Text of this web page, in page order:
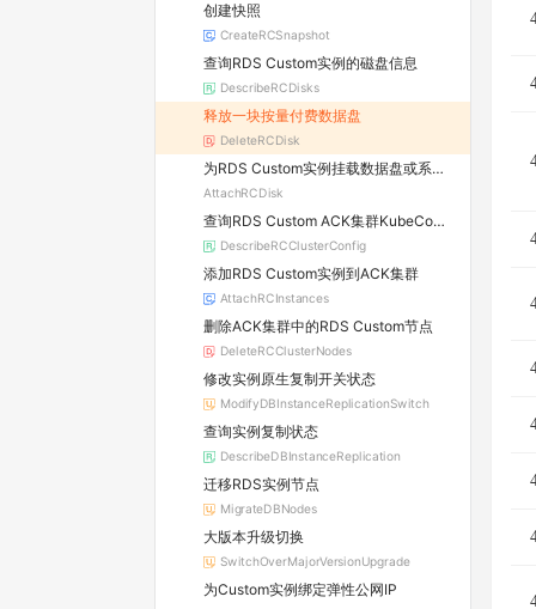
创建快照
CreateRCSnapshot
查询RDS Custom实例的磁盘信息
DescribeRCDisks
释放一块按量付费数据盘
DeleteRCDisk
为RDS Custom实例挂载数据盘或系统盘
AttachRCDisk
查询RDS Custom ACK集群KubeConfig
DescribeRCClusterConfig
添加RDS Custom实例到ACK集群
AttachRCInstances
删除ACK集群中的RDS Custom节点
DeleteRCClusterNodes
修改实例原生复制开关状态
ModifyDBInstanceReplicationSwitch
查询实例复制状态
DescribeDBInstanceReplication
迁移RDS实例节点
MigrateDBNodes
大版本升级切换
SwitchOverMajorVersionUpgrade
为Custom实例绑定弹性公网IP